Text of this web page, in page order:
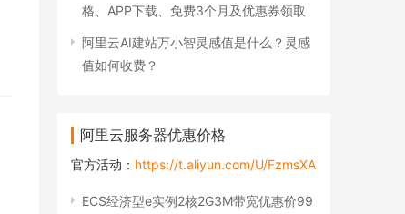
格、APP下载、免费3个月及优惠券领取
阿里云AI建站万小智灵感值是什么？灵感
值如何收费？
阿里云服务器优惠价格
官方活动： https://t.aliyun.com/U/FzmsXA
ECS经济型e实例2核2G3M带宽优惠价99